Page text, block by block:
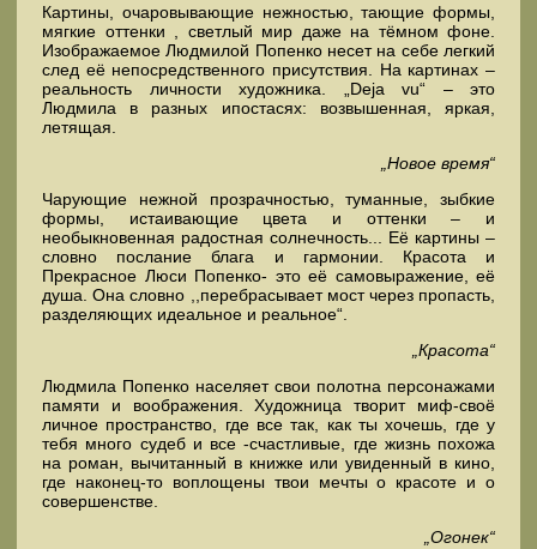
Картины, очаровывающие нежностью, тающие формы,
мягкие оттенки , светлый мир даже на тёмном фоне.
Изображаемое Людмилой Попенко несет на себе легкий
след её непосредственного присутствия. На картинах –
реальность личности художника. „Deja vu“ – это
Людмила в разных ипостасях: возвышенная, яркая,
летящая.
„Новое время“
Чарующие нежной прозрачностью, туманные, зыбкие
формы, истаивающие цвета и оттенки – и
необыкновенная радостная солнечность... Её картины –
словно послание блага и гармонии. Красота и
Прекрасное Люси Попенко- это её самовыражение, её
душа. Она словно ,,перебрасывает мост через пропасть,
разделяющих идеальное и реальное“.
„Красота“
Людмила Попенко населяет свои полотна персонажами
памяти и воображения. Художница творит миф-своё
личное пространство, где все так, как ты хочешь, где у
тебя много судеб и все -счастливые, где жизнь похожа
на роман, вычитанный в книжке или увиденный в кино,
где наконец-то воплощены твои мечты о красоте и о
совершенстве.
„Огонек“